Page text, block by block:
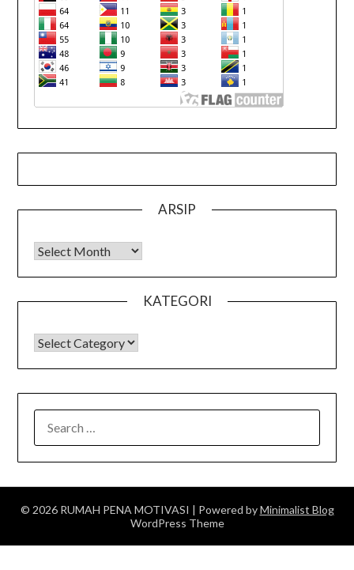
ARSIP
Arsip
KATEGORI
KATEGORI
FOR:
© 2026 RUMAH PENA MOTIVASI | Powered byMinimalist Blog
WordPress Theme